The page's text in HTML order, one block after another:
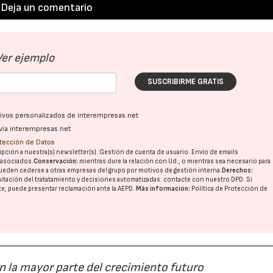
Deja un comentario
ejemplo
SUSCRIBIRME GRATIS
personalizados de interempresas.net
interempresas.net
de Datos
a nuestra(s) newsletter(s). Gestión de cuenta de usuario. Envío de emails
Conservación: mientras dure la relación con Ud., o mientras sea necesario para
cederse a otras empresas del grupo por motivos de gestión interna. Derechos:
del tratatamiento y decisiones automatizadas: contacte con nuestro DPD. Si
puede presentar reclamación ante laAEPD. Más información: Política de Protección de
la mayor parte del crecimiento futuro